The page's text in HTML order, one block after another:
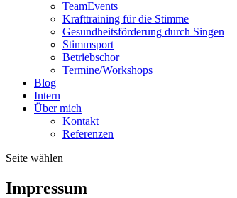
TeamEvents
Krafttraining für die Stimme
Gesundheitsförderung durch Singen
Stimmsport
Betriebschor
Termine/Workshops
Blog
Intern
Über mich
Kontakt
Referenzen
Seite wählen
Impressum